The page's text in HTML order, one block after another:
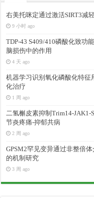
右美托咪定通过激活SIRT3减
9 小时 ago
TDP-43 S409/410磷酸化致功
脑损伤中的作用
4 天 ago
机器学习识别氧化磷酸化特征
化治疗
1 周 ago
二氢槲皮素抑制Trim14-JAK1-
节炎疼痛-抑郁共病
2 周 ago
GPSM2罕见变异通过非整倍
的机制研究
3 周 ago